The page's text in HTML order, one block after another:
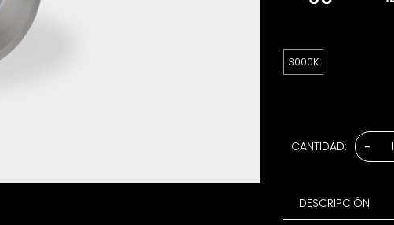
3000K
CANTIDAD: -
DESCRIPCIÓN